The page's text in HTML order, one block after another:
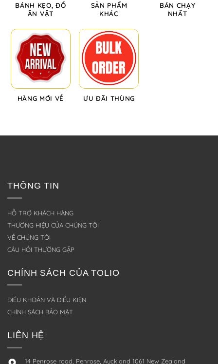
BÁNH KẸO, ĐỒ
ĂN VẶT
SẢN PHẨM
KHÁC
BÁN CHẠY
NHẤT
HÀNG MỚI VỀ ƯU ĐÃI THÙNG
THÔNG TIN
HỖ TRỢ KHÁCH HÀNG
THƯƠNG HIỆU CỦA CHÚNG TÔI
VỀ CHÚNG TÔI
CÂU HỎI THƯỜNG GẶP
CHÍNH SÁCH CỦA TOLIO
ĐIỀU KHOẢN VÀ ĐIỀU KIỆN
CHÍNH SÁCH BẢO MẬT
LIÊN HỆ
14 Penrose road, Penrose, Auckland 1061 New Zealand